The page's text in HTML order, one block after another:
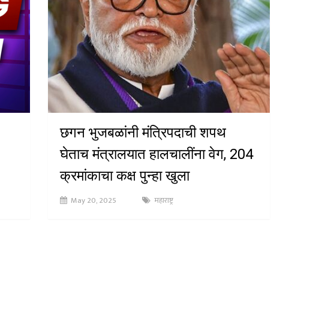
छगन भुजबळांनी मंत्रि‍पदाची शपथ
घेताच मंत्रालयात हालचालींना वेग, 204
क्रमांकाचा कक्ष पुन्हा खुला
May 20, 2025 महाराष्ट्र